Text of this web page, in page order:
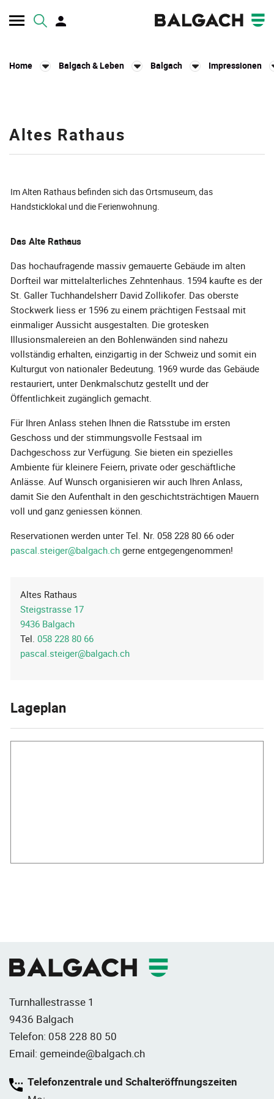
Kopfzeile
Home Balgach & Leben Balgach Impressionen
Altes Rathaus
Im Alten Rathaus befinden sich das Ortsmuseum, das
Handsticklokal und die Ferienwohnung.
Das Alte Rathaus
Das hochaufragende massiv gemauerte Gebäude im alten
Dorfteil war mittelalterliches Zehntenhaus. 1594 kaufte es der
St. Galler Tuchhandelsherr David Zollikofer. Das oberste
Stockwerk liess er 1596 zu einem prächtigen Festsaal mit
einmaliger Aussicht ausgestalten. Die grotesken
Illusionsmalereien an den Bohlenwänden sind nahezu
vollständig erhalten, einzigartig in der Schweiz und somit ein
Kulturgut von nationaler Bedeutung. 1969 wurde das Gebäude
restauriert, unter Denkmalschutz gestellt und der
Öffentlichkeit zugänglich gemacht.
Für Ihren Anlass stehen Ihnen die Ratsstube im ersten
Geschoss und der stimmungsvolle Festsaal im
Dachgeschoss zur Verfügung. Sie bieten ein spezielles
Ambiente für kleinere Feiern, private oder geschäftliche
Anlässe. Auf Wunsch organisieren wir auch Ihren Anlass,
damit Sie den Aufenthalt in den geschichtsträchtigen Mauern
voll und ganz geniessen können.
Reservationen werden unter Tel. Nr. 058 228 80 66 oder
pascal.steiger@balgach.ch gerne entgegengenommen!
Altes Rathaus
Steigstrasse 17
9436 Balgach
Tel. 058 228 80 66
pascal.steiger@balgach.ch
Lageplan
Fusszeile
Turnhallestrasse 1
9436 Balgach
Telefon: 058 228 80 50
Email: gemeinde@balgach.ch
Telefonzentrale und Schalteröffnungszeiten